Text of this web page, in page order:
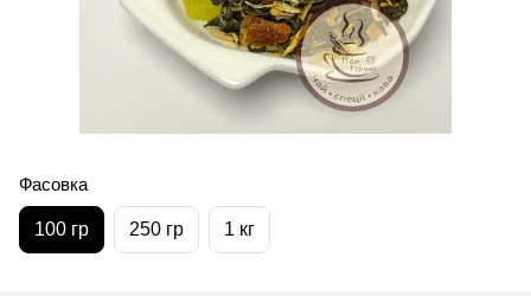
Фасовка
100 гр 250 гр 1 кг